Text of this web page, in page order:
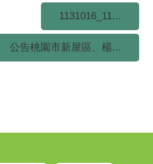
1131016_11...
公告桃園市新屋區、楊...